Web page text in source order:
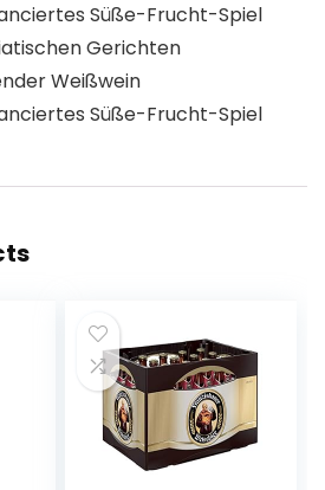
Süße-Frucht-Spiel
Gerichten
Weißwein
Süße-Frucht-Spiel